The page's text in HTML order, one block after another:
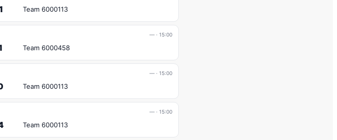
Team 6000113
— · 15:00
Team 6000458
— · 15:00
Team 6000113
— · 15:00
Team 6000113